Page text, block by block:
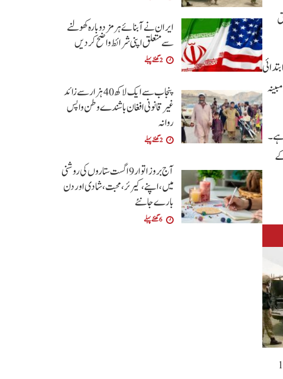
ابتدائی
ہے۔
15
ایران نے آبنائے ہرمز دوبارہ کھولنے
سے متعلق اپنی شرائط واضح کردیں
2 گھنٹے پہلے
پنجاب سے ایک لاکھ 40 ہزار سے زائد
غیر قانونی افغان باشندے وطن واپس
روانہ
2 گھنٹے پہلے
آج بروز اتوار9 اگست ستاروں کی روشنی
میں ،اپنے،کیرئر،محبت ،شادی اور دن
بارے جانئے
6 گھنٹے پہلے